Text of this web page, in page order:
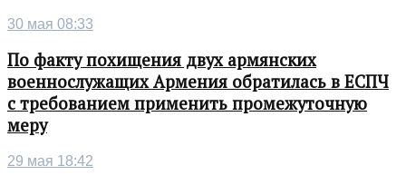
30 мая 08:33
По факту похищения двух армянских
военнослужащих Армения обратилась в ЕСПЧ
с требованием применить промежуточную
меру
29 мая 18:42